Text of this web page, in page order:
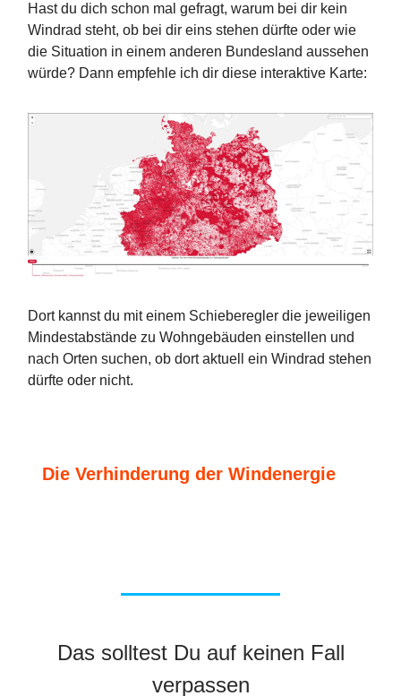
Hast du dich schon mal gefragt, warum bei dir kein
Windrad steht, ob bei dir eins stehen dürfte oder wie
die Situation in einem anderen Bundesland aussehen
würde? Dann empfehle ich dir diese interaktive Karte:
Dort kannst du mit einem Schieberegler die jeweiligen
Mindestabstände zu Wohngebäuden einstellen und
nach Orten suchen, ob dort aktuell ein Windrad stehen
dürfte oder nicht.
Die Verhinderung der Windenergie
Das solltest Du auf keinen Fall
verpassen